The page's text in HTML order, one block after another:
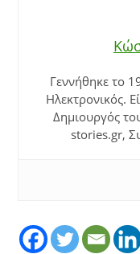
Γεννήθηκε το
Ηλεκτρονικός.
Δημιουργός
stories.gr,